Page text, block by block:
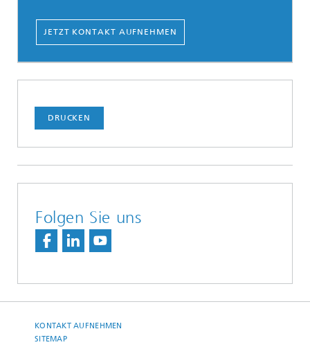
JETZT KONTAKT AUFNEHMEN
DRUCKEN
Folgen Sie uns
KONTAKT AUFNEHMEN
SITEMAP